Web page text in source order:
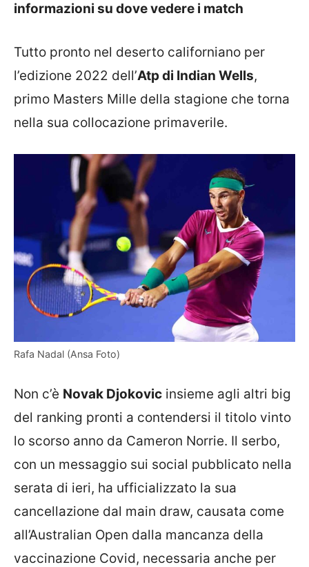
informazioni su dove vedere i match
Tutto pronto nel deserto californiano per
l’edizione 2022 dell’Atp di Indian Wells,
primo Masters Mille della stagione che torna
nella sua collocazione primaverile.
Rafa Nadal (Ansa Foto)
Non c’è Novak Djokovic insieme agli altri big
del ranking pronti a contendersi il titolo vinto
lo scorso anno da Cameron Norrie. Il serbo,
con un messaggio sui social pubblicato nella
serata di ieri, ha ufficializzato la sua
cancellazione dal main draw, causata come
all’Australian Open dalla mancanza della
vaccinazione Covid, necessaria anche per